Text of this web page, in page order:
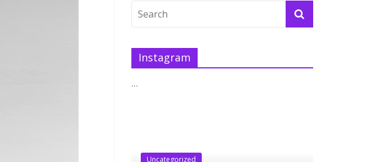
Instagram
…